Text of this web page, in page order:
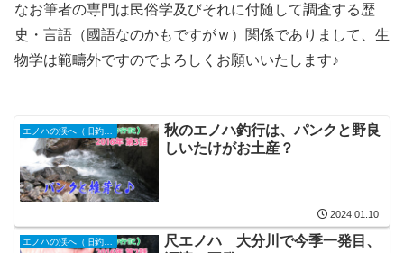
なお筆者の専門は民俗学及びそれに付随して調査する歴
史・言語（國語なのかもですがｗ）関係でありまして、生
物学は範疇外ですのでよろしくお願いいたします♪
秋のエノハ釣行は、パンクと野良
しいたけがお土産？
2024.01.10
エノハの渓へ（旧釣行記）
尺エノハ 大分川で今季一発目、